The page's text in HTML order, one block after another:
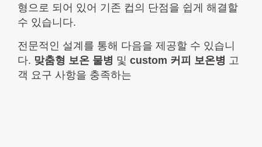
형으로 되어 있어 기존 컵의 단점을 쉽게 해결할
수 있습니다.
전문적인 설계를 통해 다음을 제공할 수 있습니
다. 맞춤형 보온 물병 및 custom 커피 보온병 고
객 요구 사항을 충족하는